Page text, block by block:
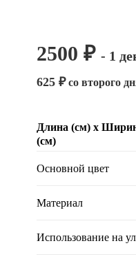
2500 ₽ - 1
625 ₽со второго
Длина (см) х
(см)
Основной цвет
Материал
Использование на